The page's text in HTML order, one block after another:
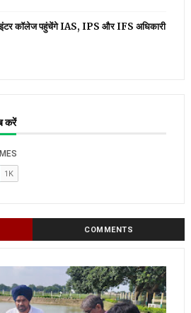
इंटर कॉलेज पहुंचेंगे IAS, IPS और IFS अधिकारी
करें
COMMENTS